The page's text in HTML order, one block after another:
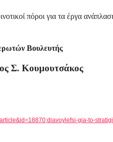
πόροι για τα έργα
Βουλευτής
Σ. Κουμουτσάκος
gia-to-